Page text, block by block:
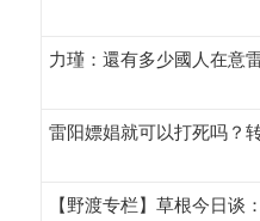
力瑾：還有多少國人在意
雷阳嫖娼就可以打死吗？
【野渡专栏】草根今日